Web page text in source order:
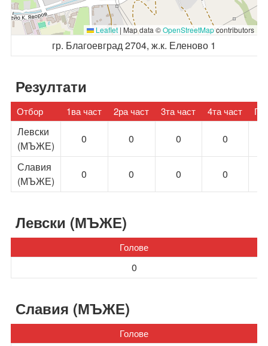
Leaflet | Map data ©OpenStreetMapcontributors
гр. Благоевград 2704, ж.к. Еленово 1
Резултати
Отбор 1ва част 2ра част 3та част 4та част
Левски
(МЪЖЕ)
0 0 0 0
Славия
(МЪЖЕ)
0 0 0 0
Левски (МЪЖЕ)
Голове
0
Славия (МЪЖЕ)
Голове